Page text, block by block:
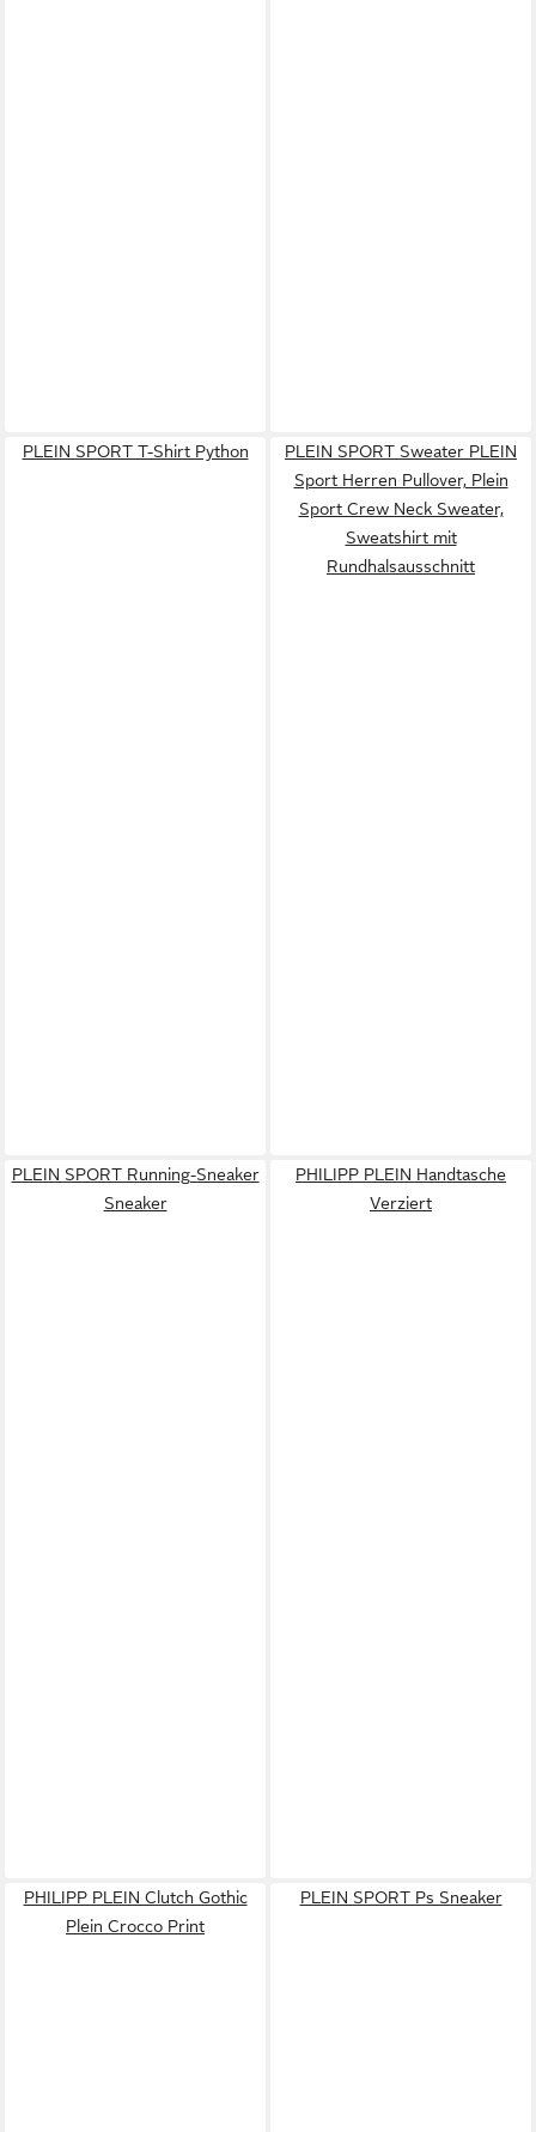
PLEIN SPORT T-Shirt Python
PLEIN SPORT Sweater PLEIN
Sport Herren Pullover, Plein
Sport Crew Neck Sweater,
Sweatshirt mit
Rundhalsausschnitt
PLEIN SPORT Running-Sneaker
Sneaker
PHILIPP PLEIN Handtasche
Verziert
PHILIPP PLEIN Clutch Gothic
Plein Crocco Print
PLEIN SPORT Ps Sneaker